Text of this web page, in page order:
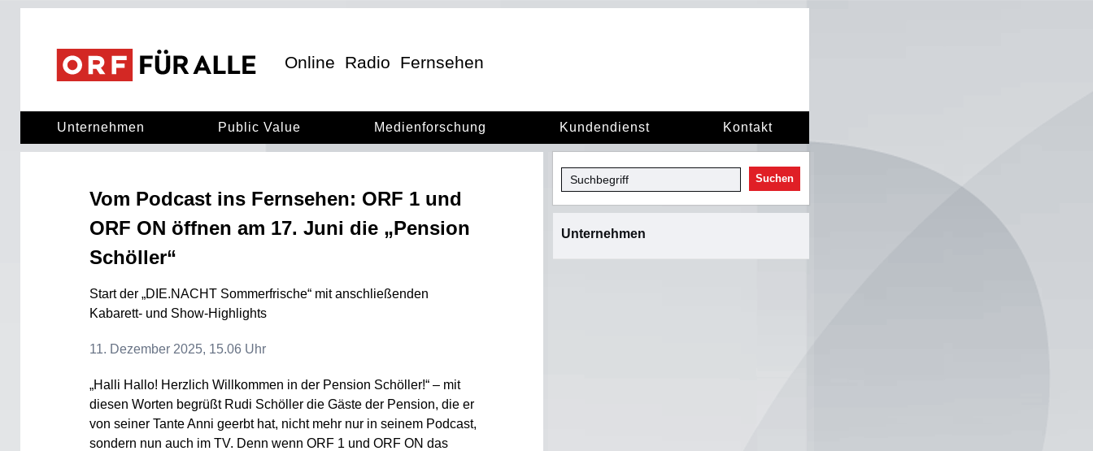
ORF für Alle
ORF für alle Online Radio Fernsehen
Unternehmen Public Value Medienforschung Kundendienst Kontakt
Vom Podcast ins Fernsehen: ORF 1 und
ORF ON öffnen am 17. Juni die „Pension
Schöller“
Start der „DIE.NACHT Sommerfrische“ mit anschließenden
Kabarett- und Show-Highlights
11. Dezember 2025, 15.06 Uhr
„Halli Hallo! Herzlich Willkommen in der Pension Schöller!“ – mit
diesen Worten begrüßt Rudi Schöller die Gäste der Pension, die er
von seiner Tante Anni geerbt hat, nicht mehr nur in seinem Podcast,
sondern nun auch im TV. Denn wenn ORF 1 und ORF ON das
Suchen
Unternehmen